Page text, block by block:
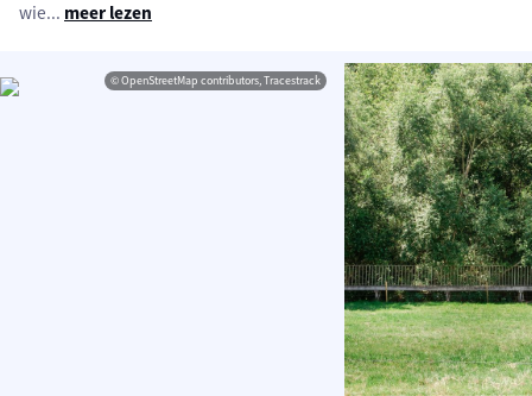
wie... meer lezen
© OpenStreetMap contributors, Tracestrack